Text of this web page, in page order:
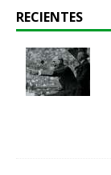
RECIENTES